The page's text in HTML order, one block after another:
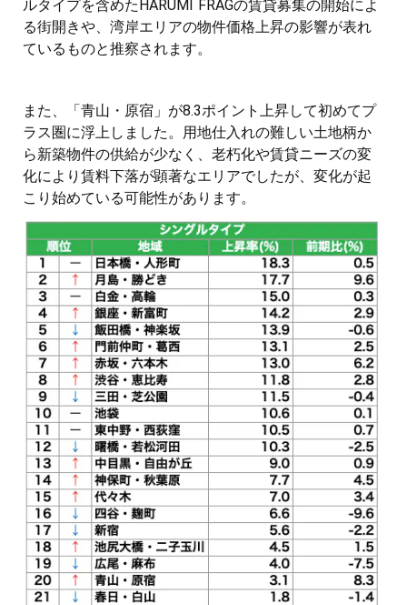
ルタイプを含めたHARUMI FRAGの賃貸募集の開始によ
る街開きや、湾岸エリアの物件価格上昇の影響が表れ
ているものと推察されます。
また、「青山・原宿」が8.3ポイント上昇して初めてプ
ラス圏に浮上しました。用地仕入れの難しい土地柄か
ら新築物件の供給が少なく、老朽化や賃貸ニーズの変
化により賃料下落が顕著なエリアでしたが、変化が起
こり始めている可能性があります。